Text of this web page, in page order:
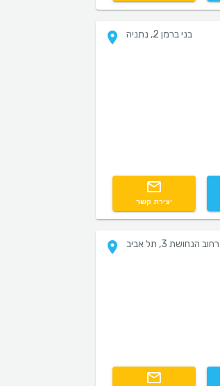
בני ברמן 2, נתניה
יצירת קשר
רחוב הנחושת 3, תל אביב